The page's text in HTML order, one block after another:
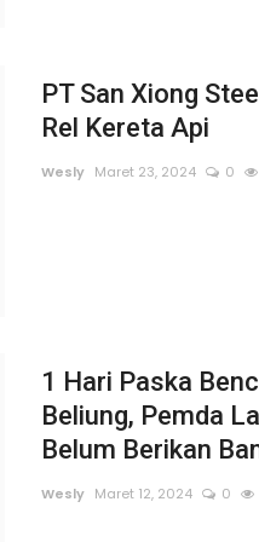
PT San Xiong
Rel Kereta Api
Wesly Maret 23, 2024 0
1 Hari Paska
Beliung, Pemda
Belum Berikan
Wesly Maret 12, 2024 0
TRI WAHYUDI Agustus